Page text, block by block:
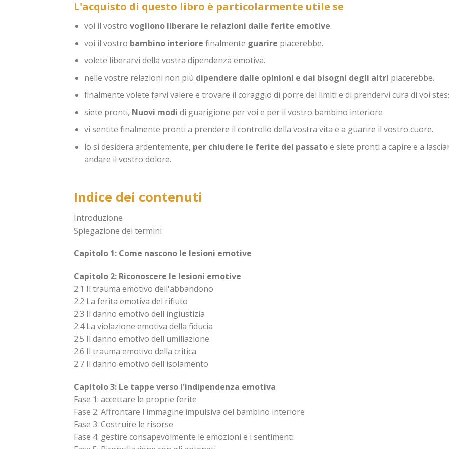
L'acquisto di questo libro è particolarmente utile se
voi il vostro vogliono liberare le relazioni dalle ferite emotive.
voi il vostro bambino interiore finalmente guarire piacerebbe.
volete liberarvi della vostra dipendenza emotiva.
nelle vostre relazioni non più dipendere dalle opinioni e dai bisogni degli altri piacerebbe.
finalmente volete farvi valere e trovare il coraggio di porre dei limiti e di prendervi cura di voi
siete pronti, Nuovi modi di guarigione per voi e per il vostro bambino interiore
vi sentite finalmente pronti a prendere il controllo della vostra vita e a guarire il vostro cuore.
lo si desidera ardentemente, per chiudere le ferite del passatoe siete pronti a capire e a
andare il vostro dolore.
Indice dei contenuti
Introduzione
Spiegazione dei termini
Capitolo 1: Come nascono le lesioni emotive
Capitolo 2: Riconoscere le lesioni emotive
2.1 Il trauma emotivo dell'abbandono
2.2 La ferita emotiva del rifiuto
2.3 Il danno emotivo dell'ingiustizia
2.4 La violazione emotiva della fiducia
2.5 Il danno emotivo dell'umiliazione
2.6 Il trauma emotivo della critica
2.7 Il danno emotivo dell'isolamento
Capitolo 3: Le tappe verso l'indipendenza emotiva
Fase 1: accettare le proprie ferite
Fase 2: Affrontare l'immagine impulsiva del bambino interiore
Fase 3: Costruire le risorse
Fase 4: gestire consapevolmente le emozioni e i sentimenti